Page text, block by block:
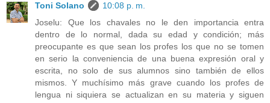
Toni Solano
10:08 p. m.
Joselu: Que los chavales no le den importancia entra
dentro de lo normal, dada su edad y condición; más
preocupante es que sean los profes los que no se tomen
en serio la conveniencia de una buena expresión oral y
escrita, no solo de sus alumnos sino también de ellos
mismos. Y muchísimo más grave cuando los profes de
lengua ni siquiera se actualizan en su materia y siguen